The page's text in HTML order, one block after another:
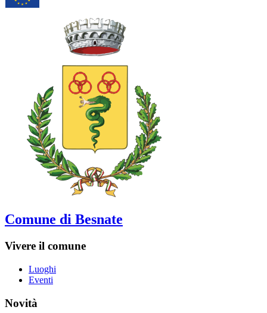
Comune di Besnate
Vivere il comune
Luoghi
Eventi
Novità